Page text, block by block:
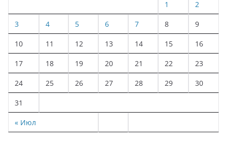
« Июл
1 2
3 4 5 6 7 8 9
10 11 12 13 14 15 16
17 18 19 20 21 22 23
24 25 26 27 28 29 30
31